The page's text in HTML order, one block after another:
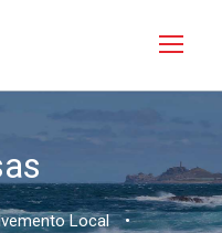
Local •